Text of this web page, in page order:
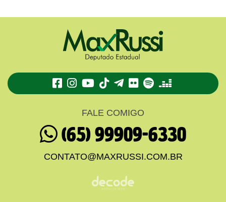
TikTokTelegram
FlickrSpotifyDeezer
FALE COMIGO
(65) 99909-6330
CONTATO@MAXRUSSI.COM.BR